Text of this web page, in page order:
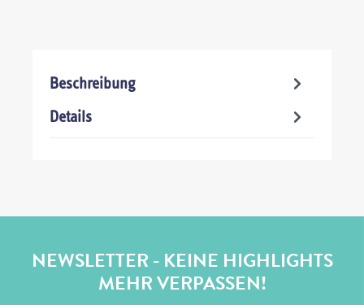
Beschreibung
Details
NEWSLETTER - KEINE HIGHLIGHTS
MEHR VERPASSEN!